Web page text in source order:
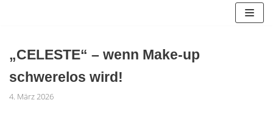
„CELESTE“ – wenn Make-up
schwerelos wird!
4. März 2026